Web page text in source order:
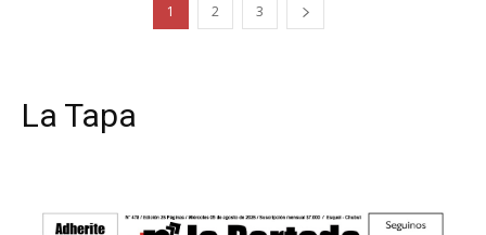
1 2 3
La Tapa